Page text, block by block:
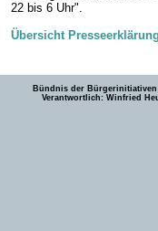
22 bis 6 Uhr".
Übersicht
Bündnis der
Verantwortlich: Winfried